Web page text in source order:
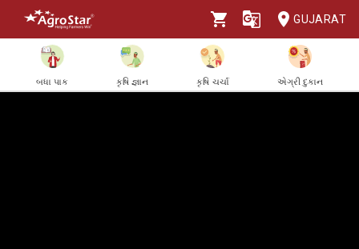
GUJARAT
બધા પાક કૃષિ જ્ઞાન કૃષિ ચર્ચા એગ્રી દુકાન